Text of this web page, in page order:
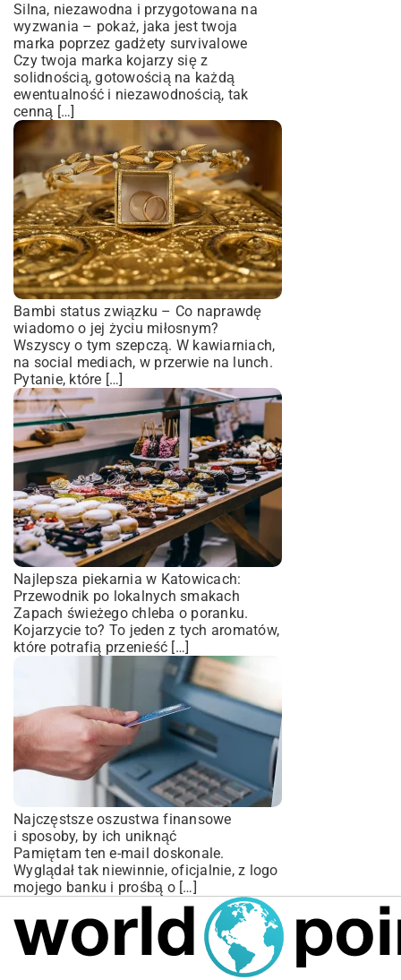
Silna, niezawodna i przygotowana na
wyzwania – pokaż, jaka jest twoja
marka poprzez gadżety survivalowe
Czy twoja marka kojarzy się z
solidnością, gotowością na każdą
ewentualność i niezawodnością, tak
cenną […]
Bambi status związku – Co naprawdę
wiadomo o jej życiu miłosnym?
Wszyscy o tym szepczą. W kawiarniach,
na social mediach, w przerwie na lunch.
Pytanie, które […]
Najlepsza piekarnia w Katowicach:
Przewodnik po lokalnych smakach
Zapach świeżego chleba o poranku.
Kojarzycie to? To jeden z tych aromatów,
które potrafią przenieść […]
Najczęstsze oszustwa finansowe
i sposoby, by ich uniknąć
Pamiętam ten e-mail doskonale.
Wyglądał tak niewinnie, oficjalnie, z logo
mojego banku i prośbą o […]